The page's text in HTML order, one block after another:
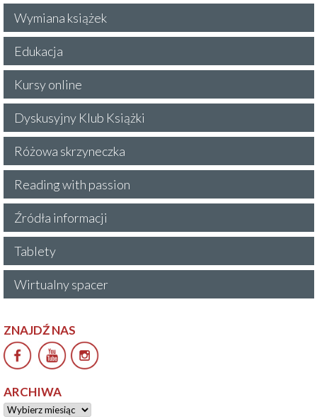
Wymiana książek
Edukacja
Kursy online
Dyskusyjny Klub Książki
Różowa skrzyneczka
Reading with passion
Źródła informacji
Tablety
Wirtualny spacer
ZNAJDŹ NAS
ARCHIWA
Archiwa